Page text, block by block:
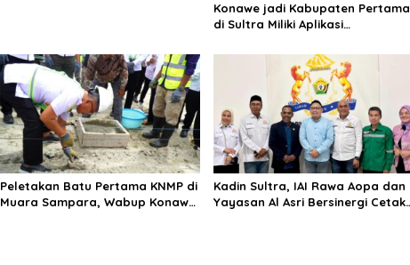
Konawe jadi Kabupaten Pertama
di Sultra Miliki Aplikasi
Restui Anggaran Rp200 Juta
Peletakan Batu Pertama KNMP di
Muara Sampara, Wabup Konawe
Kadin Sultra, IAI Rawa Aopa dan
Yayasan Al Asri Bersinergi Cetak